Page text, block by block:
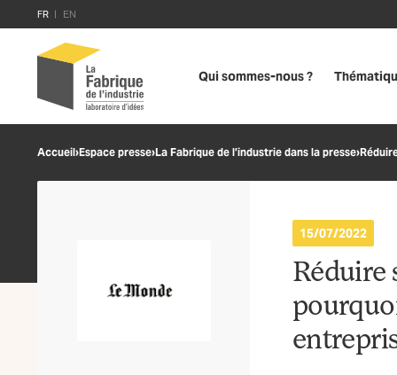
FR
EN
Qui sommes-nous ?
Accueil›Espace presse›La Fabrique de l’industrie dans la presse›
15/07/2022
Réduire